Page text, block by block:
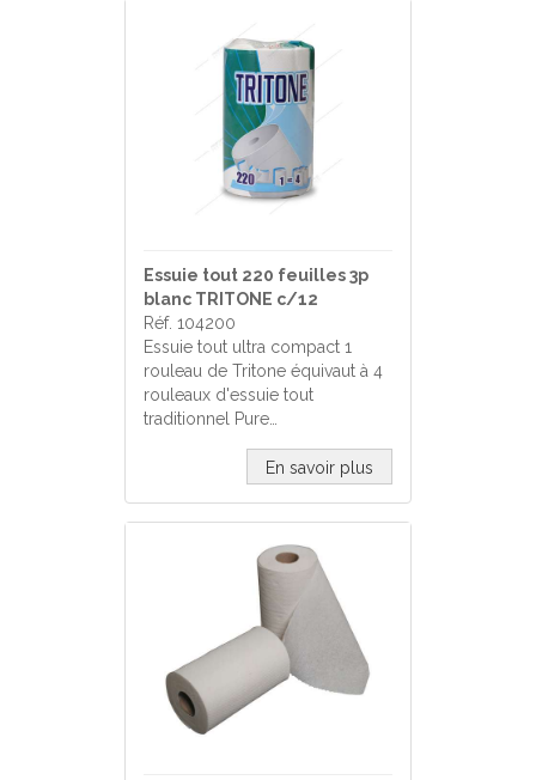
Essuie tout 220 feuilles 3p
blanc TRITONE c/12
Réf. 104200
Essuie tout ultra compact 1
rouleau de Tritone équivaut à 4
rouleaux d'essuie tout
traditionnel Pure…
En savoir plus